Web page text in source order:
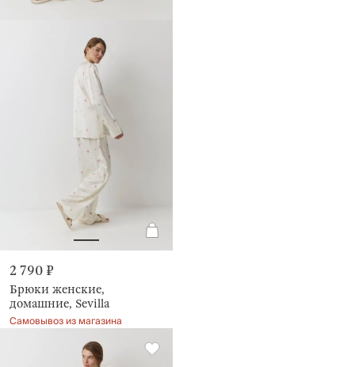
2 790 ₽
Брюки женские,
домашние, Sevilla
Самовывоз из магазина